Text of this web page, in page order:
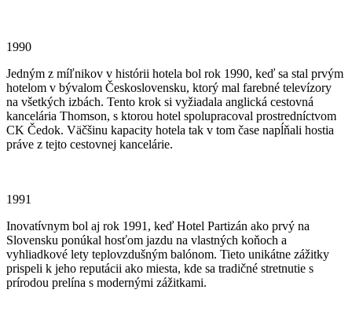
1990
Jedným z míľnikov v histórii hotela bol rok 1990, keď sa stal prvým
hotelom v bývalom Československu, ktorý mal farebné televízory
na všetkých izbách. Tento krok si vyžiadala anglická cestovná
kancelária Thomson, s ktorou hotel spolupracoval prostredníctvom
CK Čedok. Väčšinu kapacity hotela tak v tom čase napĺňali hostia
práve z tejto cestovnej kancelárie.
1991
Inovatívnym bol aj rok 1991, keď Hotel Partizán ako prvý na
Slovensku ponúkal hosťom jazdu na vlastných koňoch a
vyhliadkové lety teplovzdušným balónom. Tieto unikátne zážitky
prispeli k jeho reputácii ako miesta, kde sa tradičné stretnutie s
prírodou prelína s modernými zážitkami.